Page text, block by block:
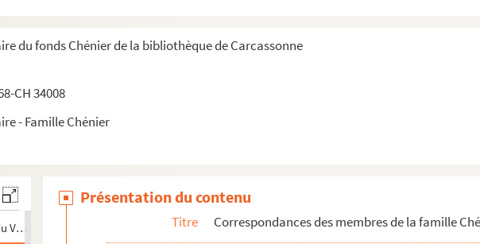
du fonds Chénier de la bibliothèque de Carcassonne
CH 34008
- Famille Chénier
; CHE 11838-387 ; CHE 11838-389 à CHE 11838-396. Correspondance avec monsieur Charpentier
42. Correspondance au sujet des droits des oeuvres d'André de Chénier et Marie Joseph de
Th. Chastang, attaché au secrétariat du grand Maréchal du Palais de l'Empereur
417. Lettres de Chénier du Charpreau de Bordeaux
419. Lettres de la princesse de Chimay
Vicomte Justinien Clary
Présentation du contenu
Titre Correspondances des membres de la famille